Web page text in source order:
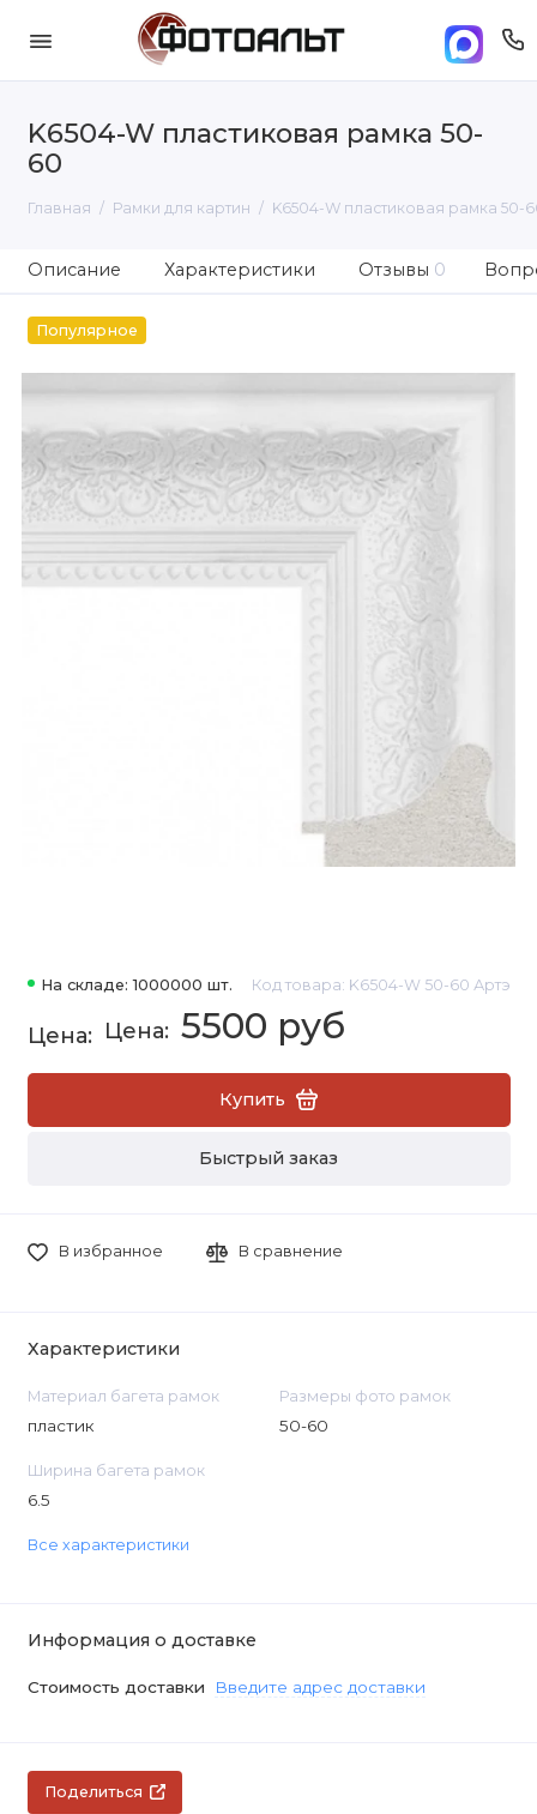
K6504-W пластиковая рамка 50-
60
Главная Рамки для картин K6504-W пластиковая рамка 50-
Описание Характеристики Отзывы 0
Популярное
На складе: 1000000 шт. Код товара: K6504-W 50-60 Артэ
5500 руб
Купить
Быстрый заказ
В избранное В сравнение
Характеристики
Материал багета рамок
пластик
Размеры фото рамок
50-60
Ширина багета рамок
6.5
Все характеристики
Информация о доставке
Стоимость доставки Введите адрес доставки
Поделиться